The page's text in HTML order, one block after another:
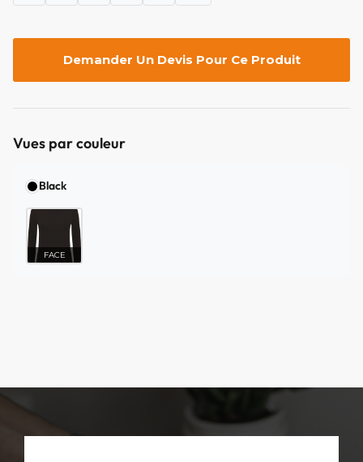
Demander Un Devis Pour Ce Produit
Vues par couleur
Black
FACE